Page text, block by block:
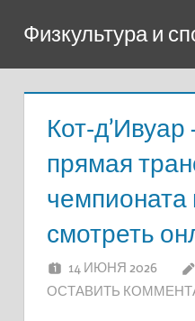
содержимому
Физкультура и
Кот-
прямая
чемпионата
смотреть
14 ИЮНЯ 2026
ОСТАВИТЬ